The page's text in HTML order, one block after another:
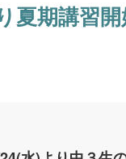
期講習開